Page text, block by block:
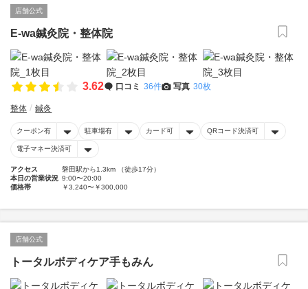
店舗公式
E-wa鍼灸院・整体院
3.62 口コミ 36件 写真 30枚
整体 鍼灸
クーポン有 駐車場有 カード可 QRコード決済可
電子マネー決済可
アクセス
磐田駅から1.3km （徒歩17分）
本日の営業状況 9:00〜20:00
価格帯
￥3,240〜￥300,000
店舗公式
トータルボディケア手もみん